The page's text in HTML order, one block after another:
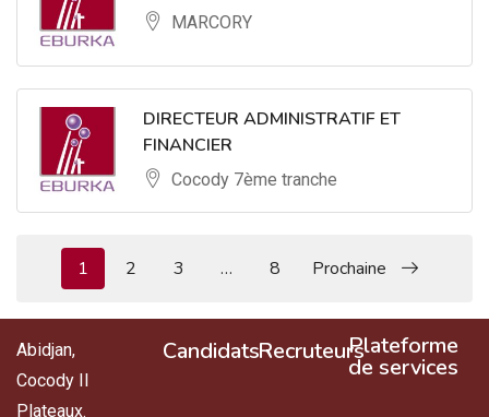
MARCORY
DIRECTEUR ADMINISTRATIF ET
FINANCIER
Cocody 7ème tranche
1 2 3 … 8 Prochaine
Abidjan,
Cocody II
Plateaux.
CandidatsRecruteursPlateforme
de services